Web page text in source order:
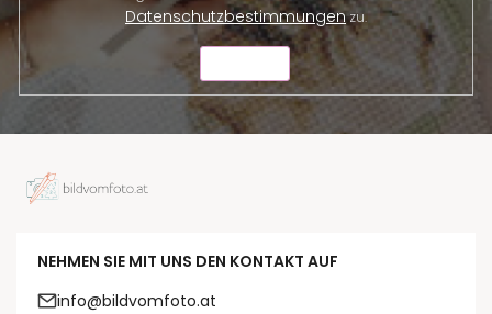
Datenschutzbestimmungenzu.
NEHMEN SIE MIT UNS DEN KONTAKT AUF
info@bildvomfoto.at